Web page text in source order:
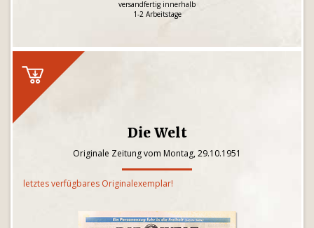
versandfertig innerhalb
1-2 Arbeitstage
Die Welt
Originale Zeitung vom Montag, 29.10.1951
letztes verfügbares Originalexemplar!